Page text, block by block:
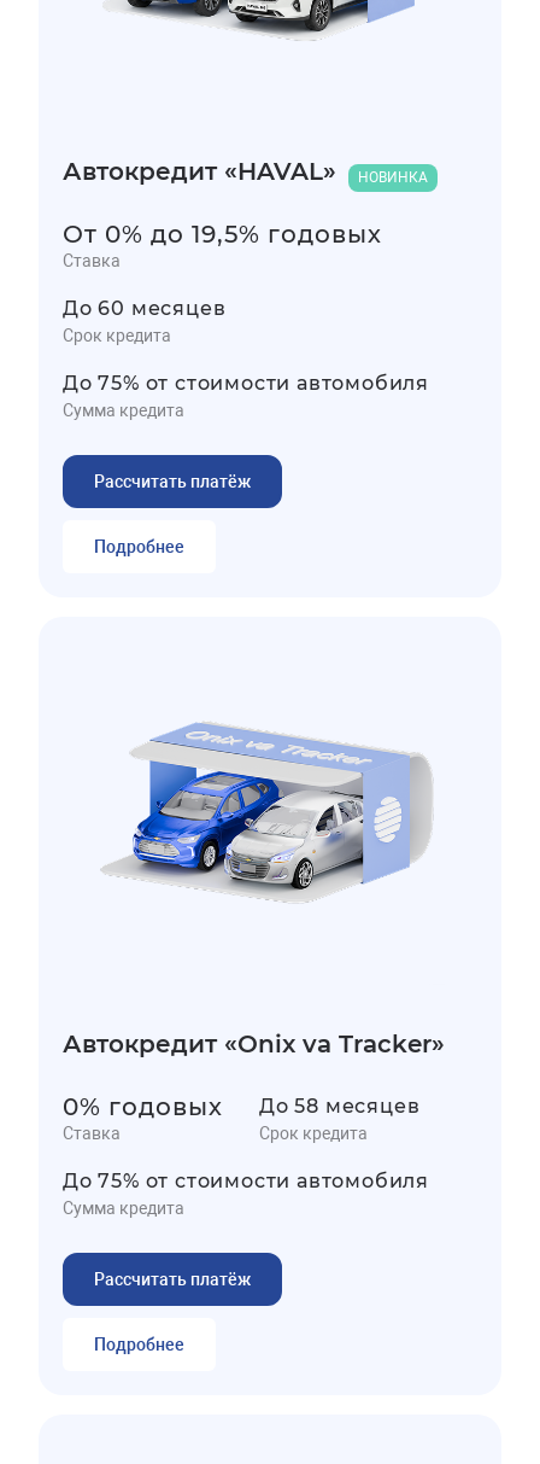
Автокредит «HAVAL» НОВИНКА
От 0% до 19,5% годовых
Ставка
До 60 месяцев
Срок кредита
До 75% от стоимости автомобиля
Сумма кредита
Рассчитать платёж
Подробнее
Автокредит «Onix va Tracker»
0% годовых
Ставка
До 58 месяцев
Срок кредита
До 75% от стоимости автомобиля
Сумма кредита
Рассчитать платёж
Подробнее